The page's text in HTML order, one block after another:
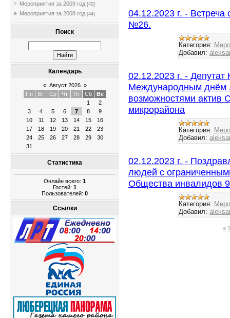
Мероприятия за 2009 год [40]
Мероприятия за 2008 год [44]
Поиск
Календарь
« Август 2026 »
Пн
Вт Ср Чт Пт Сб
Вс
1
2
3
4 5 6 7 8
9
10
11 12 13 14 15
16
17
18 19 20 21 22
23
24
25 26 27 28 29
30
31
Статистика
Онлайн всего: 1
Гостей: 1
Пользователей: 0
Ссылки
04.12.2023 г. -
№26.
Категория:
Добавил:
02.12.2023 г. -
Международным днём
возможностями актив
микрорайона
Категория:
Добавил:
02.12.2023 г. -
людей с
Общества инвалидов
Категория:
Добавил:
« 1